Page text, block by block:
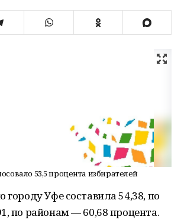
53,5 процента избирателей
городу Уфе составила 54,38, по
по районам — 60,68 процента.